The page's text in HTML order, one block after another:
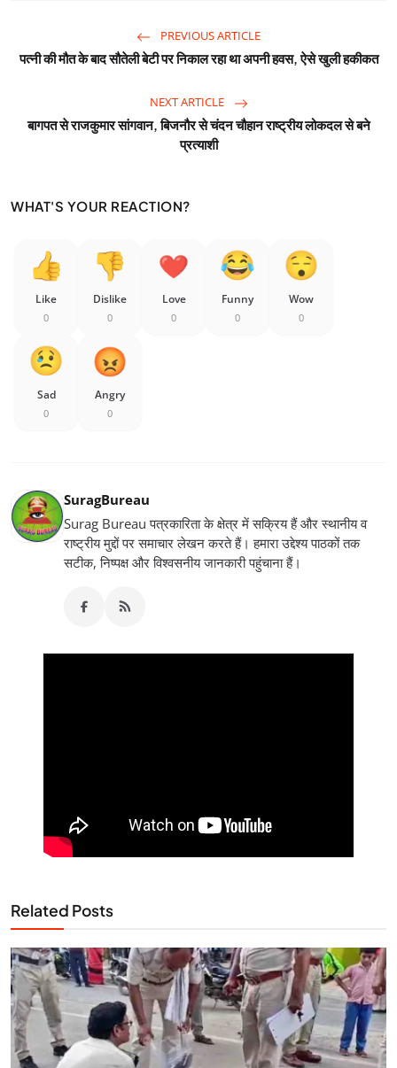
PREVIOUS ARTICLE
पत्नी की मौत के बाद सौतेली बेटी पर निकाल रहा था अपनी हवस, ऐसे खुली हकीकत
NEXT ARTICLE
बागपत से राजकुमार सांगवान, बिजनौर से चंदन चौहान राष्ट्रीय लोकदल से बने
प्रत्याशी
WHAT'S YOUR REACTION?
Like
0
Dislike
0
Love
0
Funny
0
Wow
0
Sad
0
Angry
0
SuragBureau
Surag Bureau पत्रकारिता के क्षेत्र में सक्रिय हैं और स्थानीय व
राष्ट्रीय मुद्दों पर समाचार लेखन करते हैं। हमारा उद्देश्य पाठकों तक
सटीक, निष्पक्ष और विश्वसनीय जानकारी पहुंचाना हैं।
Related Posts